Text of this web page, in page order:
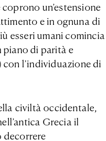
un’estensione
e in ognuna di
esseri umani comincia
piano di parità e
con l’individuazione di
civiltà occidentale,
Grecia il
decorrere